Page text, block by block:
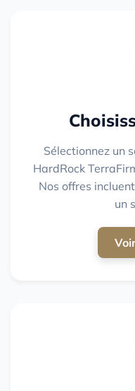
Sélectionnez un
HardRock
Nos offres
un